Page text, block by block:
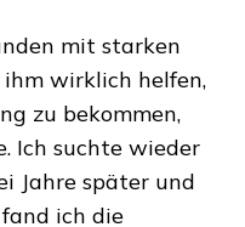
mit starken
wirklich helfen,
zu bekommen,
Ich suchte wieder
Jahre später und
ich die